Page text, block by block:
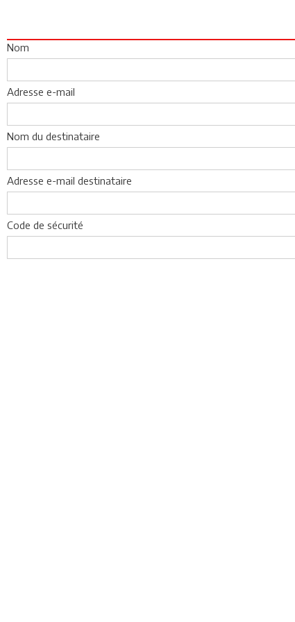
Nom
Adresse e-mail
Nom du destinataire
Adresse e-mail destinataire
Code de sécurité